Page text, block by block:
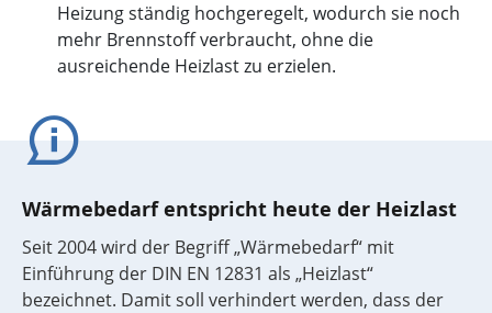
Heizung ständig hochgeregelt, wodurch sie noch
mehr Brennstoff verbraucht, ohne die
ausreichende Heizlast zu erzielen.
Wärmebedarf entspricht heute der Heizlast
Seit 2004 wird der Begriff „Wärmebedarf“ mit
Einführung der DIN EN 12831 als „Heizlast“
bezeichnet. Damit soll verhindert werden, dass der